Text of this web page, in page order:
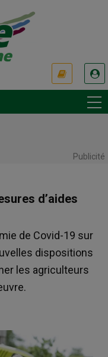
Publicité
d’aides
de Covid-19 sur
dispositions
les agriculteurs